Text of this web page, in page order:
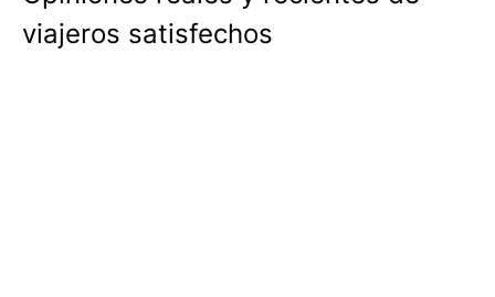
viajeros satisfechos